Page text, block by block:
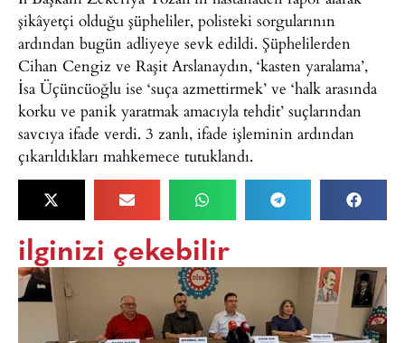
şikâyetçi olduğu şüpheliler, polisteki sorgularının
ardından bugün adliyeye sevk edildi. Şüphelilerden
Cihan Cengiz ve Raşit Arslanaydın, ‘kasten yaralama’,
İsa Üçüncüoğlu ise ‘suça azmettirmek’ ve ‘halk arasında
korku ve panik yaratmak amacıyla tehdit’ suçlarından
savcıya ifade verdi. 3 zanlı, ifade işleminin ardından
çıkarıldıkları mahkemece tutuklandı.
ilginizi çekebilir